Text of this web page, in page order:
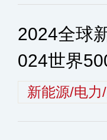
2024全球
024世界
新能源/电